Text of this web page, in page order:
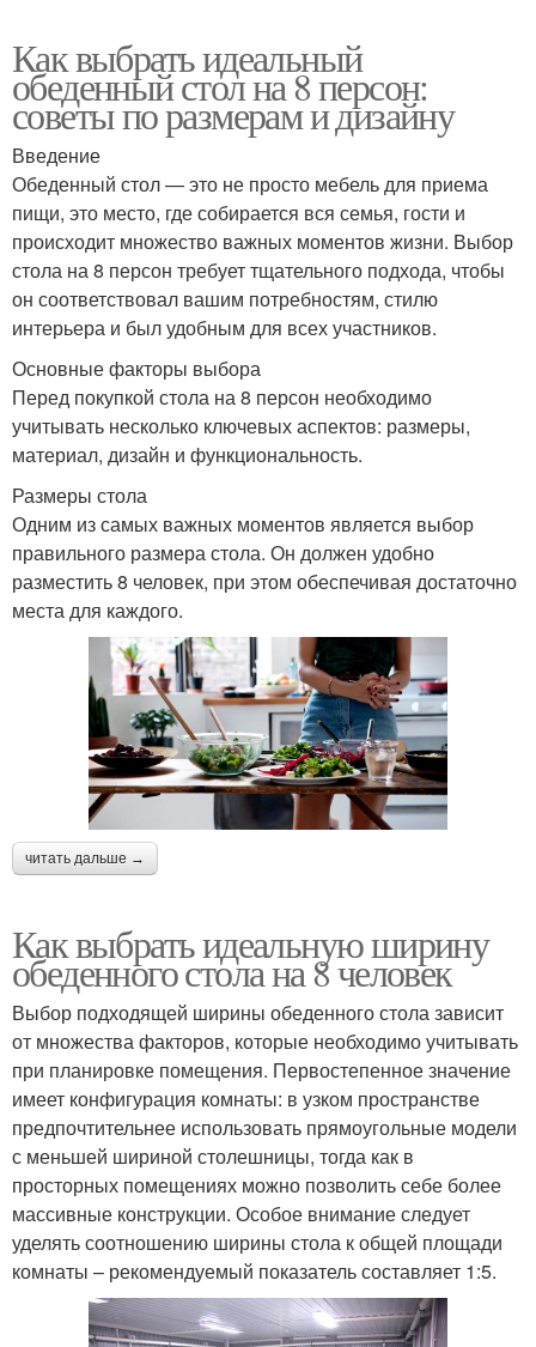
Как выбрать идеальный
обеденный стол на 8 персон:
советы по размерам и дизайну
Введение
Обеденный стол — это не просто мебель для приема
пищи, это место, где собирается вся семья, гости и
происходит множество важных моментов жизни. Выбор
стола на 8 персон требует тщательного подхода, чтобы
он соответствовал вашим потребностям, стилю
интерьера и был удобным для всех участников.
Основные факторы выбора
Перед покупкой стола на 8 персон необходимо
учитывать несколько ключевых аспектов: размеры,
материал, дизайн и функциональность.
Размеры стола
Одним из самых важных моментов является выбор
правильного размера стола. Он должен удобно
разместить 8 человек, при этом обеспечивая достаточно
места для каждого.
читать дальше →
Как выбрать идеальную ширину
обеденного стола на 8 человек
Выбор подходящей ширины обеденного стола зависит
от множества факторов, которые необходимо учитывать
при планировке помещения. Первостепенное значение
имеет конфигурация комнаты: в узком пространстве
предпочтительнее использовать прямоугольные модели
с меньшей шириной столешницы, тогда как в
просторных помещениях можно позволить себе более
массивные конструкции. Особое внимание следует
уделять соотношению ширины стола к общей площади
комнаты – рекомендуемый показатель составляет 1:5.